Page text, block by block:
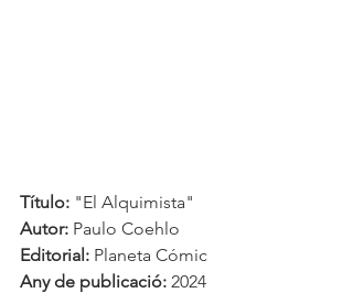
Título: "El Alquimista"
Autor: Paulo Coehlo
Editorial: Planeta Cómic
Any de publicació: 2024